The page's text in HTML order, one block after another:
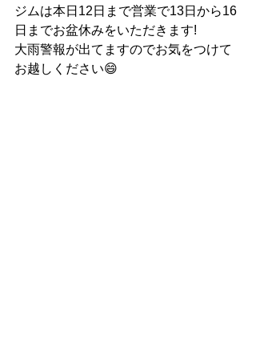
ジムは本日12日まで営業で13日から16
日までお盆休みをいただきます!
大雨警報が出てますのでお気をつけて
お越しください😄